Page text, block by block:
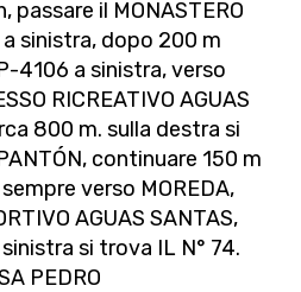
passare il MONASTERO
a sinistra, dopo 200 m
4106 a sinistra, verso
RICREATIVO AGUAS
800 m. sulla destra si
continuare 150 m
verso MOREDA,
AGUAS SANTAS,
si trova IL N° 74.
PEDRO